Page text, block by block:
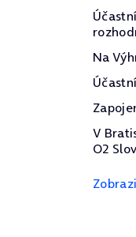
Na
V
O2